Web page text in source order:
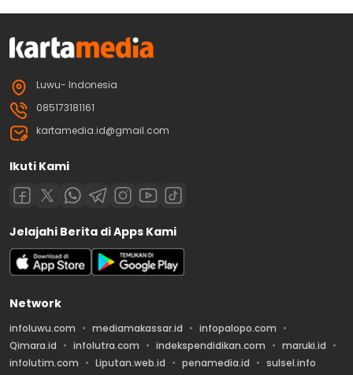
Luwu- Indonesia
085173181161
kartamedia.id@gmail.com
Ikuti Kami
Jelajahi Berita di Apps Kami
Network
infoluwu.com mediamakassar.id
infopalopo.com
Qimara.id
infolutra.com indekspendidikan.com
maruki.id
infolutim.com
Liputan.web.id penamedia.id sulsel.info